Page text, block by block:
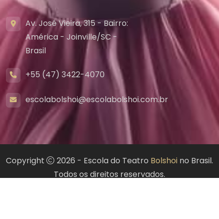
Av. José Vieira, 315 - Bairro:
América - Joinville/SC -
Brasil
+55 (47) 3422-4070
escolabolshoi@escolabolshoi.com.br
Copyright 2026 - Escola do Teatro Bolshoi no Brasil.
Todos os direitos reservados.